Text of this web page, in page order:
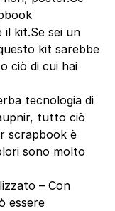
kit.Se sei un
kit sarebbe
ciò di cui hai
tecnologia di
tutto ciò
scrapbook è
sono molto
– Con
essere